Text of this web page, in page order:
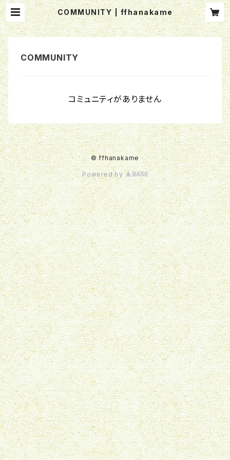
COMMUNITY | ffhanakame
コミュニティがありません
© ffhanakame
Powered by